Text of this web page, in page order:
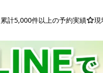
累計5,000件以上の予約実績 現